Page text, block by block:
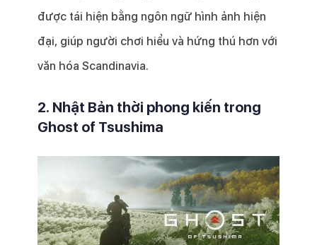
được tái hiện bằng ngôn ngữ hình ảnh hiện
đại, giúp người chơi hiểu và hứng thú hơn với
văn hóa Scandinavia.
2. Nhật Bản thời phong kiến trong
Ghost of Tsushima